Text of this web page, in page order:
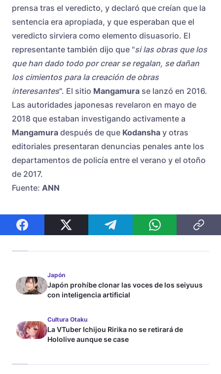
prensa tras el veredicto, y declaró que creían que la
sentencia era apropiada, y que esperaban que el
veredicto sirviera como elemento disuasorio. El
representante también dijo que "si las obras que los
que han dado todo por crear se regalan, se dañan
los cimientos para la creación de obras
interesantes". El sitio Mangamura se lanzó en 2016.
Las autoridades japonesas revelaron en mayo de
2018 que estaban investigando activamente a
Mangamura después de que Kodansha y otras
editoriales presentaran denuncias penales ante los
departamentos de policía entre el verano y el otoño
de 2017.
Fuente: ANN
Japón
Japón prohíbe clonar las voces de los seiyuus
con inteligencia artificial
Cultura Otaku
La VTuber Ichijou Ririka no se retirará de
Hololive aunque se case